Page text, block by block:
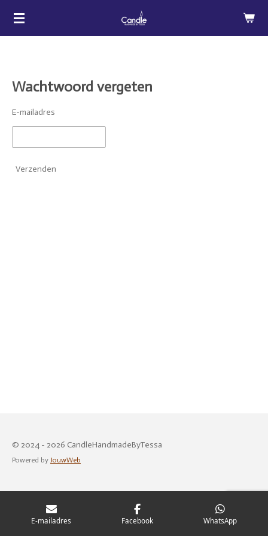
Ga
Wachtwoord vergeten
E-mailadres
Verzenden
© 2024 - 2026 CandleHandmadeByTessa
Powered by JouwWeb
E-mailadres Facebook WhatsApp